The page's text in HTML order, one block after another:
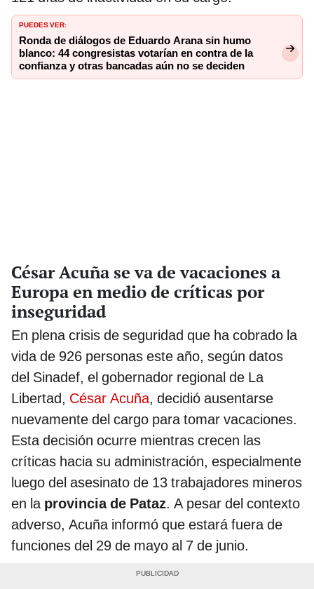
PUEDES VER:
Ronda de diálogos de Eduardo Arana sin humo
blanco: 44 congresistas votarían en contra de la
confianza y otras bancadas aún no se deciden
César Acuña se va de vacaciones a
Europa en medio de críticas por
inseguridad
En plena crisis de seguridad que ha cobrado la
vida de 926 personas este año, según datos
del Sinadef, el gobernador regional de La
Libertad, César Acuña, decidió ausentarse
nuevamente del cargo para tomar vacaciones.
Esta decisión ocurre mientras crecen las
críticas hacia su administración, especialmente
luego del asesinato de 13 trabajadores mineros
en laprovincia de Pataz. A pesar del contexto
adverso, Acuña informó que estará fuera de
funciones del 29 de mayo al 7 de junio.